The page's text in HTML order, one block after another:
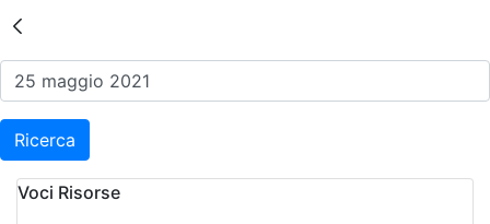
Risultati della Ricerca -
Ricerca
Voci Risorse